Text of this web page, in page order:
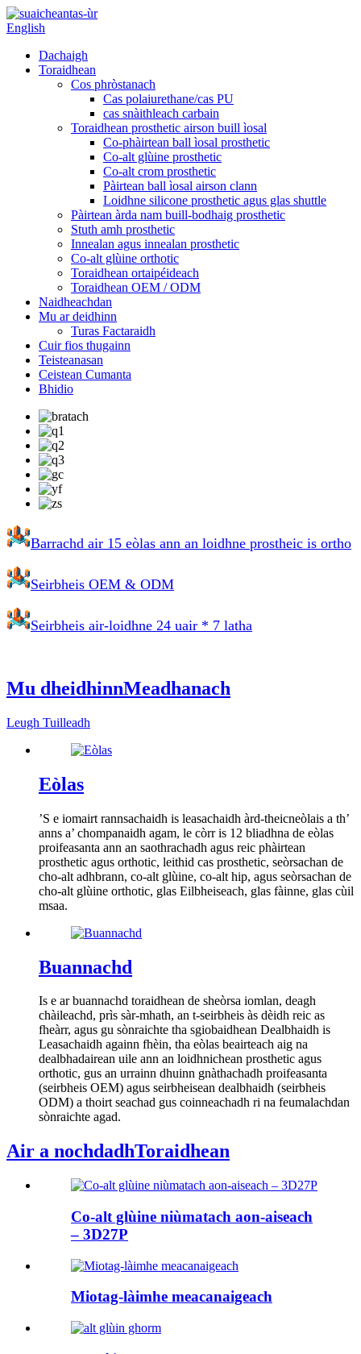
English
Dachaigh
Toraidhean
Cos phròstanach
Cas polaiurethane/cas PU
cas snàithleach carbain
Toraidhean prosthetic airson buill ìosal
Co-phàirtean ball ìosal prosthetic
Co-alt glùine prosthetic
Co-alt crom prosthetic
Pàirtean ball ìosal airson clann
Loidhne silicone prosthetic agus glas shuttle
Pàirtean àrda nam buill-bodhaig prosthetic
Stuth amh prosthetic
Innealan agus innealan prosthetic
Co-alt glùine orthotic
Toraidhean ortaipéideach
Toraidhean OEM / ODM
Naidheachdan
Mu ar deidhinn
Turas Factaraidh
Cuir fios thugainn
Teisteanasan
Ceistean Cumanta
Bhidio
Barrachd air 15 eòlas ann an loidhne prostheic is ortho
Seirbheis OEM & ODM
Seirbheis air-loidhne 24 uair * 7 latha
Mu dheidhinnMeadhanach
Leugh Tuilleadh
Eòlas
’S e iomairt rannsachaidh is leasachaidh àrd-theicneòlais a th’
anns a’ chompanaidh agam, le còrr is 12 bliadhna de eòlas
proifeasanta ann an saothrachadh agus reic phàirtean
prosthetic agus orthotic, leithid cas prosthetic, seòrsachan de
cho-alt adhbrann, co-alt glùine, co-alt hip, agus seòrsachan de
cho-alt glùine orthotic, glas Eilbheiseach, glas fàinne, glas cùil
msaa.
Buannachd
Is e ar buannachd toraidhean de sheòrsa iomlan, deagh
chàileachd, prìs sàr-mhath, an t-seirbheis às dèidh reic as
fheàrr, agus gu sònraichte tha sgiobaidhean Dealbhaidh is
Leasachaidh againn fhèin, tha eòlas beairteach aig na
dealbhadairean uile ann an loidhnichean prosthetic agus
orthotic, gus an urrainn dhuinn gnàthachadh proifeasanta
(seirbheis OEM) agus seirbheisean dealbhaidh (seirbheis
ODM) a thoirt seachad gus coinneachadh ri na feumalachdan
sònraichte agad.
Air a nochdadhToraidhean
Co-alt glùine niùmatach aon-aiseach
– 3D27P
Miotag-làimhe meacanaigeach